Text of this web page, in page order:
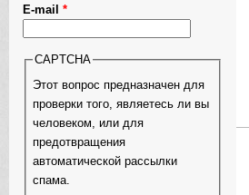
E-mail *
CAPTCHA
Этот вопрос предназначен для
проверки того, являетесь ли вы
человеком, или для
предотвращения
автоматической рассылки
спама.